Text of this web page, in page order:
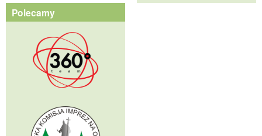
Polecamy